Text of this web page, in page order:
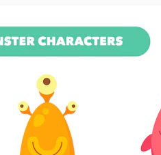
のプラ
代理
用して
製品
Spaces
AI アシスタント
AI 画像生成ツール
AI 動画生成ツール
ド
サ
利